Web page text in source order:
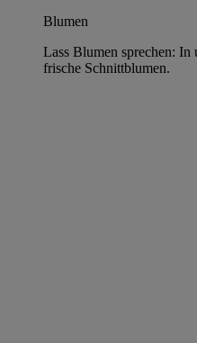
Blumen
Lass Blumen sprechen:
frische Schnittblumen.